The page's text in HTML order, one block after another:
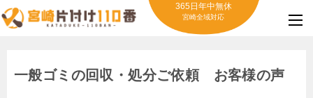
365日年中無休
宮崎全域対応
一般ゴミの回収・処分ご依頼 お客様の声